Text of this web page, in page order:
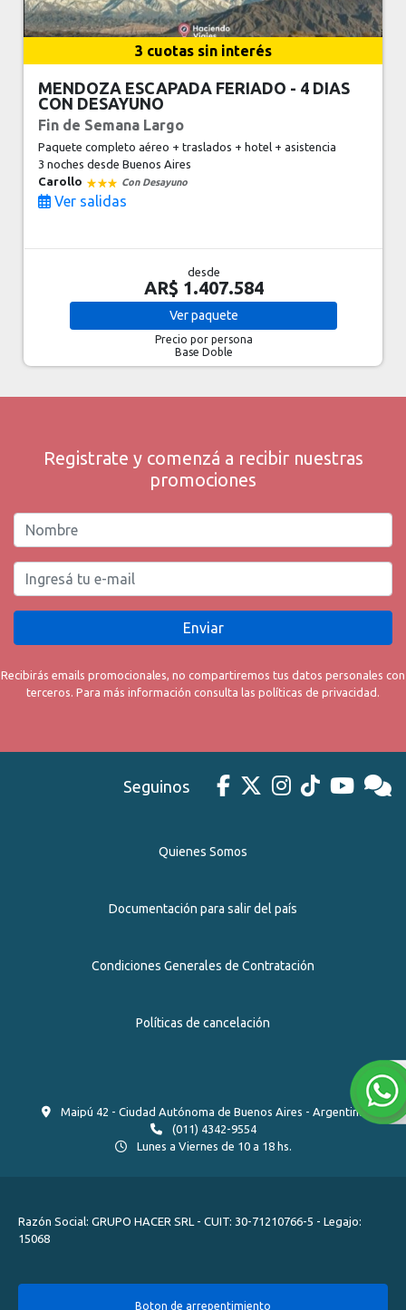
3 cuotas sin interés
MENDOZA ESCAPADA FERIADO - 4 DIAS
CON DESAYUNO
Fin de Semana Largo
Paquete completo aéreo + traslados + hotel + asistencia
3 nochesdesde Buenos Aires
Carollo
Con Desayuno
Ver salidas
desde
AR$ 1.407.584
Verpaquete
Precio por persona
Base Doble
Registrate y comenzá a recibir nuestras
promociones
Enviar
Recibirás emails promocionales, no compartiremos tus datos personales con
terceros. Para más información consulta las políticas de privacidad.
Seguinos
Quienes Somos
Documentación para salir del país
Condiciones Generales de Contratación
Políticas de cancelación
Maipú 42 - Ciudad Autónoma de Buenos Aires - Argentina
(011) 4342-9554
Lunes a Viernes de 10 a 18 hs.
Razón Social: GRUPO HACER SRL - CUIT: 30-71210766-5 - Legajo:
15068
Boton de arrepentimiento